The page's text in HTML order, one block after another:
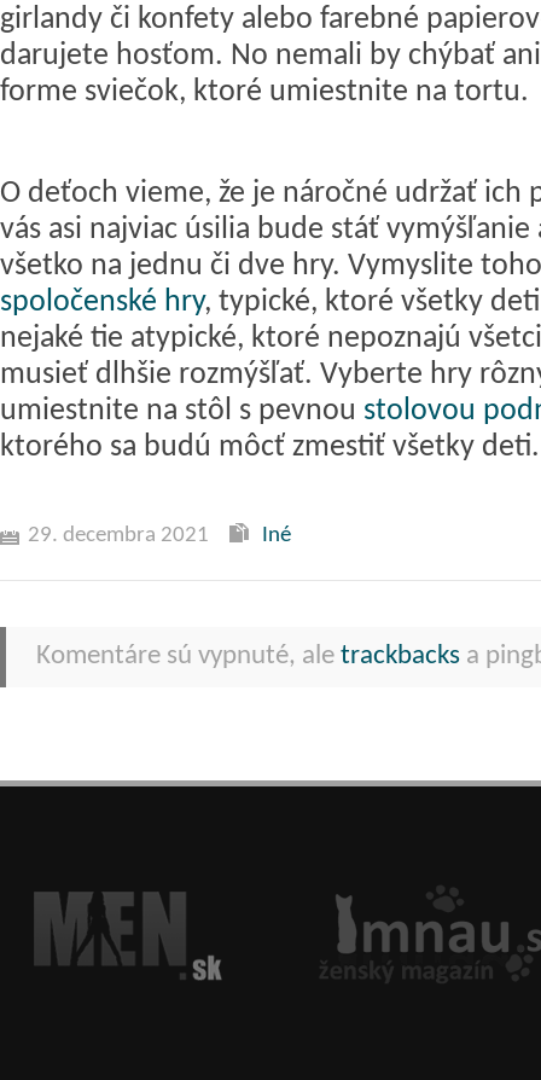
girlandy či konfety alebo farebné
darujete hosťom. No nemali by chýbať
forme sviečok, ktoré umiestnite na tortu.
O deťoch vieme, že je náročné udržať ich
vás asi najviac úsilia bude stáť
všetko na jednu či dve hry. Vymyslite
spoločenské hry, typické, ktoré všetky
nejaké tie atypické, ktoré nepoznajú
musieť dlhšie rozmýšľať. Vyberte hry
umiestnite na stôl s pevnou stolovou
ktorého sa budú môcť zmestiť všetky deti.
29. decembra 2021 Iné
Komentáre sú vypnuté, ale trackbacks a